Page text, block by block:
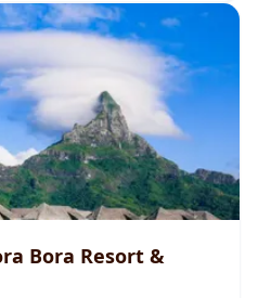
Bora Resort &